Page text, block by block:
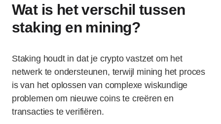
Wat is het verschil tussen
staking en mining?
Staking houdt in dat je crypto vastzet om het
netwerk te ondersteunen, terwijl mining het proces
is van het oplossen van complexe wiskundige
problemen om nieuwe coins te creëren en
transacties te verifiëren.